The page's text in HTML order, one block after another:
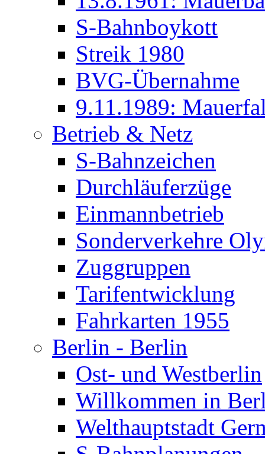
S-Bahnboykott
Streik 1980
BVG-Übernahme
9.11.1989:
Betrieb & Netz
S-Bahnzeichen
Durchläuferzüge
Einmannbetrieb
Sonderverkehre
Zuggruppen
Tarifentwicklung
Fahrkarten 1955
Berlin - Berlin
Ost- und Westberlin
Willkommen in
Welthauptstadt